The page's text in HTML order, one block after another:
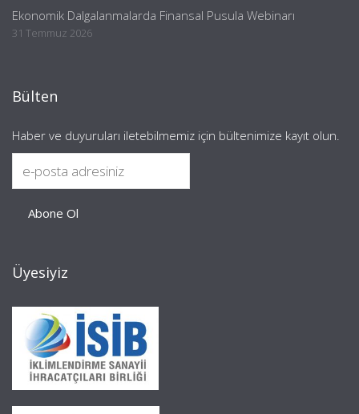
Ekonomik Dalgalanmalarda Finansal Pusula Webinarı
31 Temmuz 2026
Bülten
Haber ve duyuruları iletebilmemiz için bültenimize kayıt olun.
Üyesiyiz